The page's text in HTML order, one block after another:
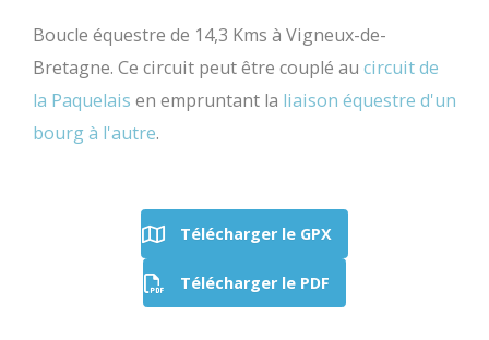
5 10
Distance (km)
Altitude (m)
Nom:
SityTrail - Loire
moulin
Altitude minimum:
Altitude maximum:
Boucle équestre de 14,3 Kms à Vigneux-de-
Bretagne. Ce circuit peut être couplé au circuit de
la Paquelais en empruntant la liaison équestre d'un
bourg à l'autre.
Télécharger le GPX
Télécharger le PDF